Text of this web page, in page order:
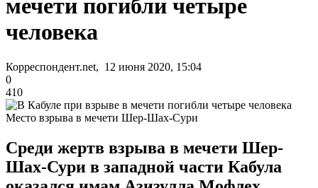
мечети погибли четыре
человека
Корреспондент.net, 12 июня 2020, 15:04
0
410
Место взрыва в мечети Шер-Шах-Сури
Среди жертв взрыва в мечети Шер-
Шах-Сури в западной части Кабула